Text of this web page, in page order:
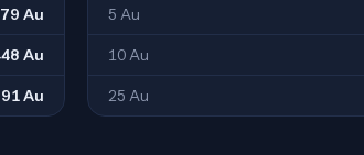
Au
Au
Au
5 Au
10 Au
25 Au